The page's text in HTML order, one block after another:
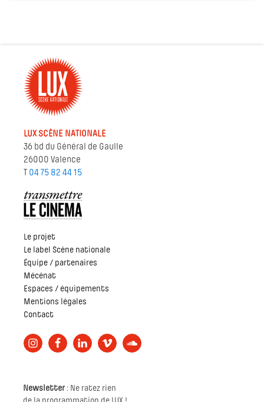
LUX SCÈNE NATIONALE
36 bd du Général de Gaulle
26000 Valence
T 04 75 82 44 15
Le projet
Le label Scène nationale
Équipe / partenaires
Mécénat
Espaces / équipements
Mentions légales
Contact
Newsletter: Ne ratez rien